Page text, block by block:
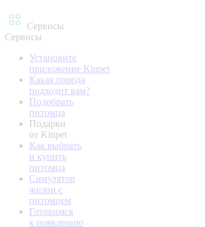
Сервисы
Сервисы
Установите
приложение Kinpet
Какая порода
подходит вам?
Подобрать
питомца
Подарки
от Kinpet
Как выбрать
и купить
питомца
Симулятор
жизни с
питомцем
Готовимся
к появлению